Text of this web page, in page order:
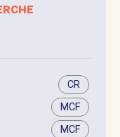
CR
MCF
MCF